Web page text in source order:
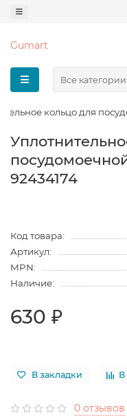
Gumart
Все категории
кольцо для
92434174
Код товара:
Артикул:
MPN:
Наличие:
630 ₽
В закладки В
0 отзывов